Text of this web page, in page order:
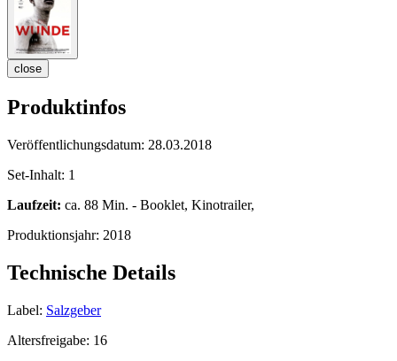
close
Produktinfos
Veröffentlichungsdatum: 28.03.2018
Set-Inhalt: 1
Laufzeit: ca. 88 Min. - Booklet, Kinotrailer,
Produktionsjahr: 2018
Technische Details
Label: Salzgeber
Altersfreigabe: 16